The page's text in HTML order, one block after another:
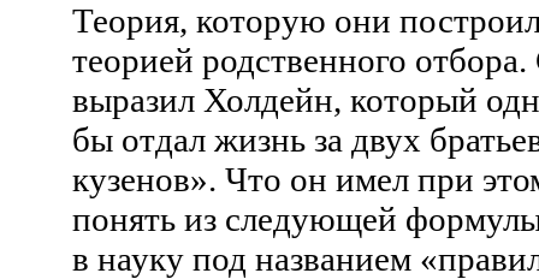
Теория, которую они
теорией родственного
выразил Холдейн, который
бы отдал жизнь за двух
кузенов». Что он имел при
понять из следующей
в науку под названием